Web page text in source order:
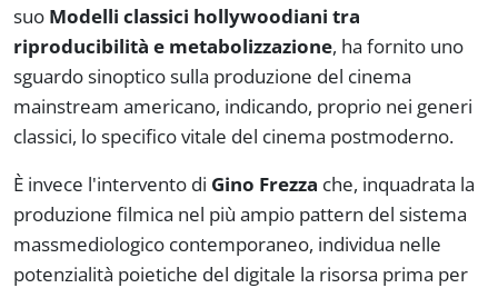
suo Modelli classici hollywoodiani tra
riproducibilità e metabolizzazione, ha fornito uno
sguardo sinoptico sulla produzione del cinema
mainstream americano, indicando, proprio nei generi
classici, lo specifico vitale del cinema postmoderno.
È invece l'intervento di Gino Frezza che, inquadrata la
produzione filmica nel più ampio pattern del sistema
massmediologico contemporaneo, individua nelle
potenzialità poietiche del digitale la risorsa prima per